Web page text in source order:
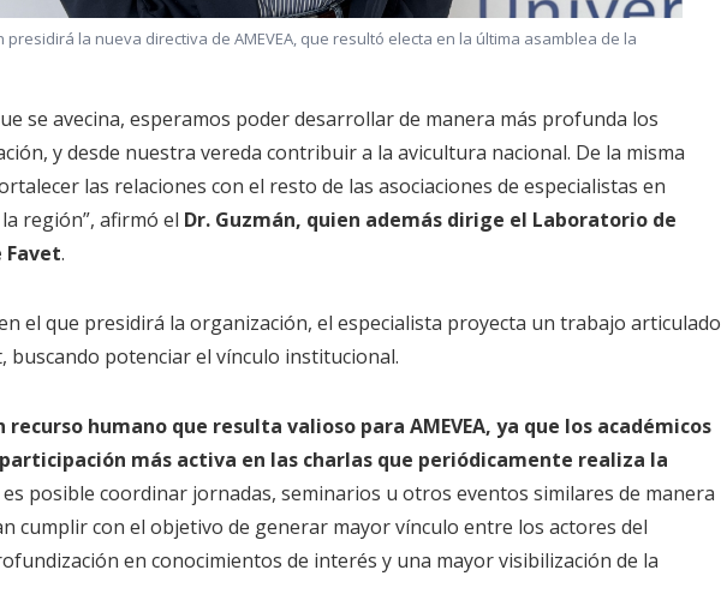
presidirá la nueva directiva de AMEVEA, que resultó electa en la última asamblea de la
se avecina, esperamos poder desarrollar de manera más profunda los
y desde nuestra vereda contribuir a la avicultura nacional. De la misma
las relaciones con el resto de las asociaciones de especialistas en
región”, afirmó el Dr. Guzmán, quien además dirige el Laboratorio de
Favet.
el que presidirá la organización, el especialista proyecta un trabajo articulado
buscando potenciar el vínculo institucional.
recurso humano que resulta valioso para AMEVEA, ya que los académicos
más activa en las charlas que periódicamente realiza la
es posible coordinar jornadas, seminarios u otros eventos similares de manera
cumplir con el objetivo de generar mayor vínculo entre los actores del
en conocimientos de interés y una mayor visibilización de la